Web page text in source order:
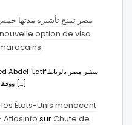
مصر تمنح تأشيرة مدتها
option de visa
ووفقا له، فإن هذا الإجراء يهدف إلى […]
États-Unis menacent
Atlasinfo surChute de